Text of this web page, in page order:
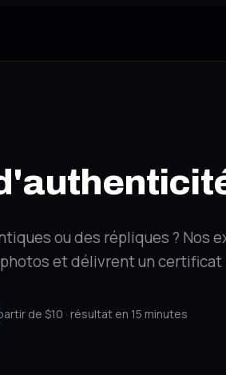
ou des répliques ? Nos
et délivrent un certificat
de $10 · résultat en 15 minutes